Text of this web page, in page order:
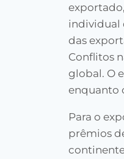
individual
das
Conflitos
global. O
enquanto
Para o
prêmios